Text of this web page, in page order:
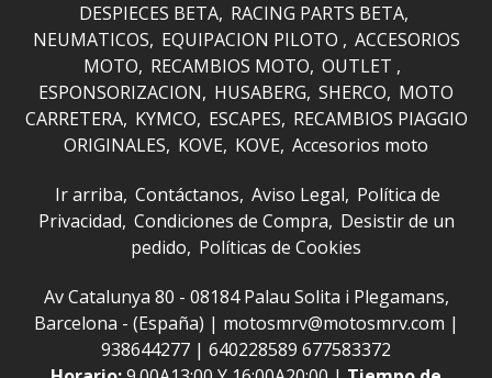
DESPIECES BETA RACING PARTS BETA
NEUMATICOS EQUIPACION PILOTO
ACCESORIOS
MOTO RECAMBIOS MOTO OUTLET
ESPONSORIZACION
HUSABERG SHERCO MOTO
CARRETERA KYMCO ESCAPES RECAMBIOS PIAGGIO
ORIGINALES KOVE KOVE Accesorios moto
Ir arriba Contáctanos Aviso Legal Política de
Privacidad Condiciones de Compra Desistir de un
pedido Políticas de Cookies
Av Catalunya 80 - 08184 Palau Solita i Plegamans,
Barcelona - (España) | motosmrv@motosmrv.com |
938644277 | 640228589 677583372